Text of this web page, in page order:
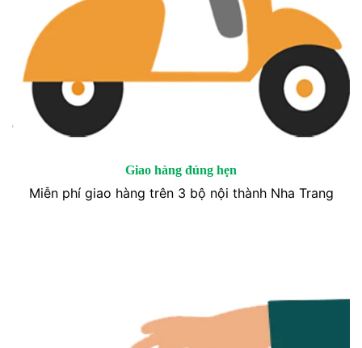
Giao hàng đúng hẹn
Miễn phí giao hàng trên 3 bộ nội thành Nha Trang